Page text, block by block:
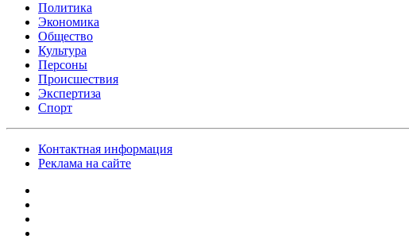
Политика
Экономика
Общество
Культура
Персоны
Происшествия
Экспертиза
Спорт
Контактная информация
Реклама на сайте